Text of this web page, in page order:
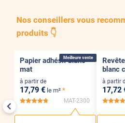
Nos conseillers vous
produits 👇
Meilleure vente
Papier adhésif blanc
mat
à partir de
17,79 € le m² *
*****
MAT-2300
blanc
à partir
17,72